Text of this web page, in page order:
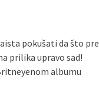
pokušati da što pre
prilika upravo sad!
albumu